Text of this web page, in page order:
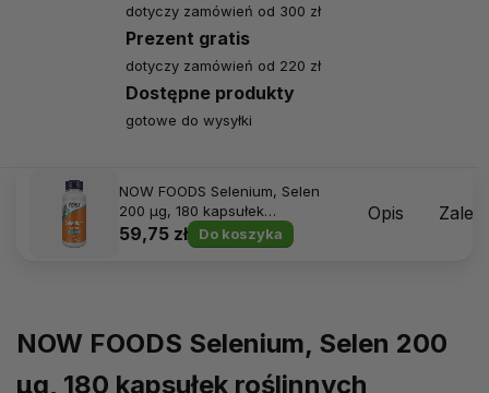
dotyczy zamówień od 300 zł
Prezent gratis
dotyczy zamówień od 220 zł
Dostępne produkty
gotowe do wysyłki
NOW FOODS Selenium, Selen
200 μg, 180 kapsułek
roślinnych
59,75 zł Do koszyka
Opis
NOW FOODS Selenium, Selen 200
μg, 180 kapsułek roślinnych